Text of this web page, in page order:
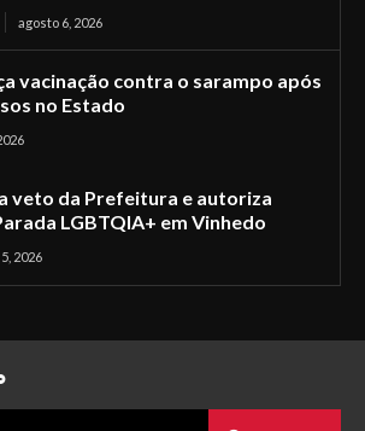
agosto 6, 2026
vacinação contra o sarampo após
no Estado
veto da Prefeitura e autoriza
LGBTQIA+ em Vinhedo
2026